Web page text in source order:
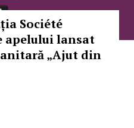
Société
apelului lansat
„Ajut din